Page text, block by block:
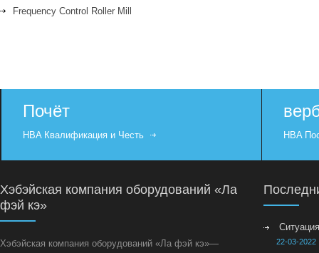
Frequency Control Roller Mill
Почёт
HBA Квалификация и Честь HBA
Хэбэйская компания оборудований «Ла
фэй кэ»
Хэбэйская компания оборудований «Ла фэй кэ»—
22-03-2022